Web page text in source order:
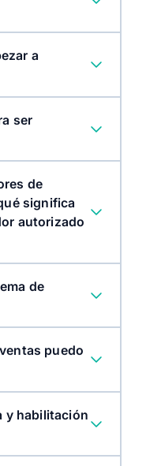
a
ser
de
significa
autorizado
de
puedo
y habilitación